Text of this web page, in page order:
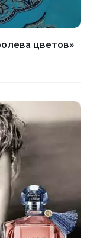
цветов»